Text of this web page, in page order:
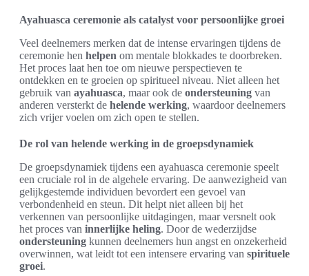
Ayahuasca ceremonie als catalyst voor persoonlijke groei
Veel deelnemers merken dat de intense ervaringen tijdens de
ceremonie hen helpen om mentale blokkades te doorbreken.
Het proces laat hen toe om nieuwe perspectieven te
ontdekken en te groeien op spiritueel niveau. Niet alleen het
gebruik van ayahuasca, maar ook de ondersteuning van
anderen versterkt de helende werking, waardoor deelnemers
zich vrijer voelen om zich open te stellen.
De rol van helende werking in de groepsdynamiek
De groepsdynamiek tijdens een ayahuasca ceremonie speelt
een cruciale rol in de algehele ervaring. De aanwezigheid van
gelijkgestemde individuen bevordert een gevoel van
verbondenheid en steun. Dit helpt niet alleen bij het
verkennen van persoonlijke uitdagingen, maar versnelt ook
het proces van innerlijke heling. Door de wederzijdse
ondersteuning kunnen deelnemers hun angst en onzekerheid
overwinnen, wat leidt tot een intensere ervaring van spirituele
groei.